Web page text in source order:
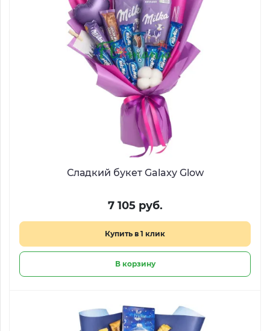
Сладкий букет Galaxy Glow
7 105 руб.
Купить в 1 клик
В корзину